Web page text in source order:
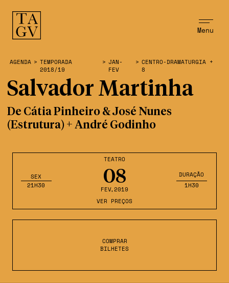
Menu
TEATRO
08
FEV,2019
SEX
21H30
DURAÇÃO
1H30
VER PREÇOS
COMPRAR
BILHETES
AGENDA > TEMPORADA
2018/19
> JAN-
FEV
> CENTRO-DRAMATURGIA +
8
Salvador Martinha
De Cátia Pinheiro & José Nunes
(Estrutura) + André Godinho